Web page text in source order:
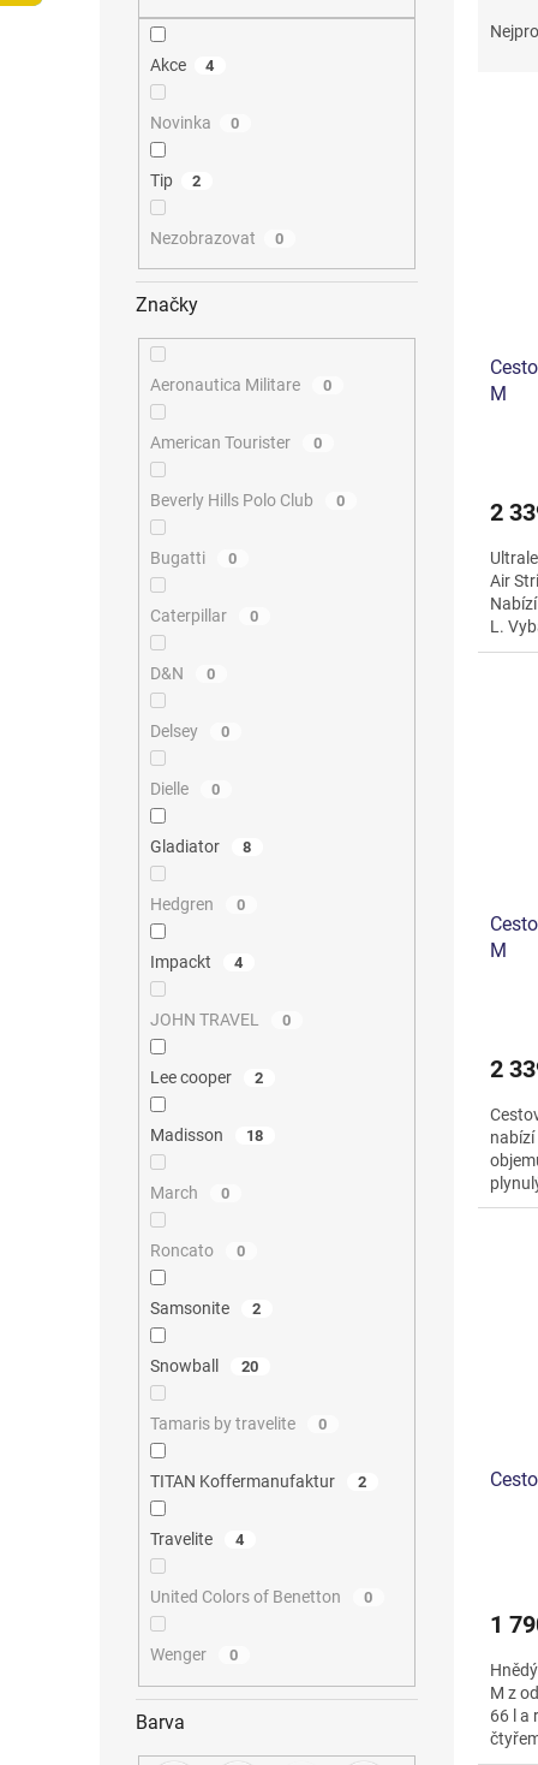
Akce 4
Novinka 0
Tip 2
Nezobrazovat 0
Značky
Aeronautica Militare 0
American Tourister 0
Beverly Hills Polo Club 0
Bugatti 0
Caterpillar 0
D&N 0
Delsey 0
Dielle 0
Gladiator 8
Hedgren 0
Impackt 4
JOHN TRAVEL 0
Lee cooper 2
Madisson 18
March 0
Roncato 0
Samsonite 2
Snowball 20
Tamaris by travelite 0
TITAN Koffermanufaktur 2
Travelite 4
United Colors of Benetton 0
Wenger 0
Barva
M
2
Air
L.
M
2
1
M z
66 l a